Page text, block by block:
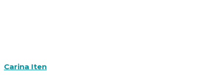
Carina Iten